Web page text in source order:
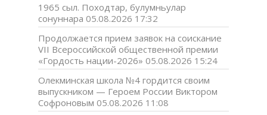
1965 сыл. Походтар, булумньулар
сонуннара 05.08.2026 17:32
Продолжается прием заявок на соискание
VII Всероссийской общественной премии
«Гордость нации-2026» 05.08.2026 15:24
Олекминская школа №4 гордится своим
выпускником — Героем России Виктором
Софроновым 05.08.2026 11:08